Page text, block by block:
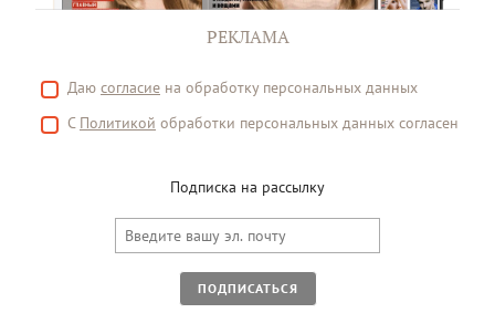
РЕКЛАМА
Даю согласие на обработку персональных данных
С Политикой обработки персональных данных согласен
Подписка на рассылку
ПОДПИСАТЬСЯ